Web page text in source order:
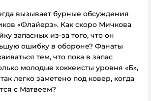
вызывает бурные обсуждения
«Флайерз». Как скоро Мичкова
запасных из-за того, что он
ошибку в обороне? Фанаты
тем, что пока в запас
молодые хоккеисты уровня «Б»,
легко заметено под ковер, когда
с Матвеем?